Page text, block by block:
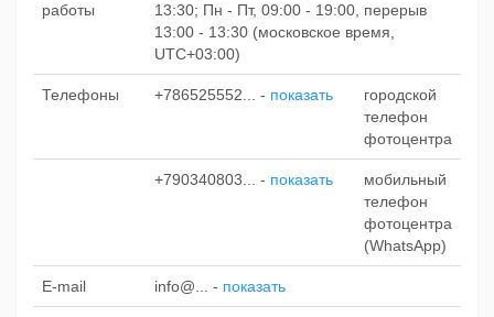
работы
13:30; Пн - Пт, 09:00 - 19:00, перерыв
13:00 - 13:30 (московское время,
UTC+03:00)
Телефоны +786525552... - показать
городской
телефон
фотоцентра
+790340803... - показать
мобильный
телефон
фотоцентра
(WhatsApp)
E-mail info@... - показать